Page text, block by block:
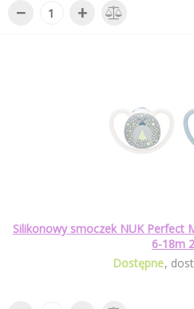
− +
Silikonowy smoczek NUK Perfect
6-18m
Dostępne